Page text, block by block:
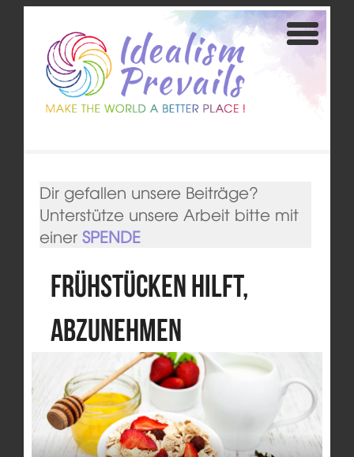
Dir gefallen unsere Beiträge?
Unterstütze unsere Arbeit bitte mit
einer SPENDE
Frühstücken hilft,
abzunehmen